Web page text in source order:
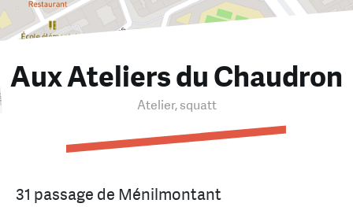
Aux Ateliers du Chaudron
Atelier, squatt
31 passage de Ménilmontant